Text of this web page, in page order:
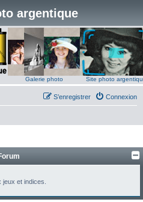
argentique
Galerie photo Site photo
Connexion
S’enregistrer
et indices.